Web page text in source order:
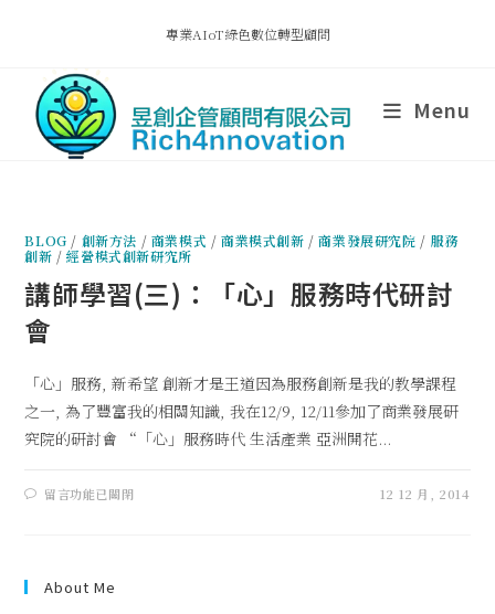
專業AIoT綠色數位轉型顧問
Menu
BLOG / 創新方法 / 商業模式 /商業模式創新 /商業發展研究院 / 服務
創新 /經營模式創新研究所
講師學習(三)：「心」服務時代研討
會
「心」服務, 新希望 創新才是王道因為服務創新是我的教學課程
之一, 為了豐富我的相關知識, 我在12/9, 12/11參加了商業發展研
究院的研討會 “「心」服務時代 生活產業 亞洲開花...
留言功能已關閉 12 12 月, 2014
About Me